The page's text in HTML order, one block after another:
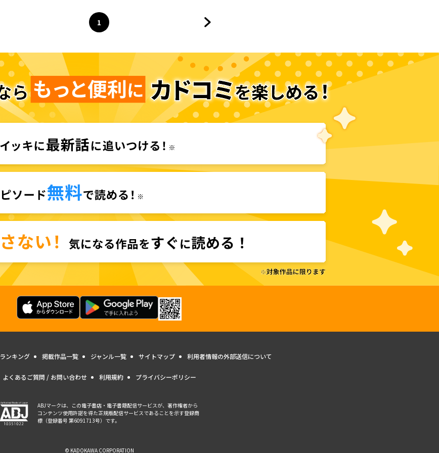
ページ
1
へ
ランキング 掲載作品一覧 ジャンル一覧 サイトマップ 利用者情報の外部送信について
よくあるご質問 / お問い合わせ 利用規約 プライバシーポリシー
ABJマークは、この電子書店・電子書籍配信サービスが、著作権者から
コンテンツ使用許諾を得た正規版配信サービスであることを示す登録商
標（登録番号 第6091713号）です。
© KADOKAWA CORPORATION